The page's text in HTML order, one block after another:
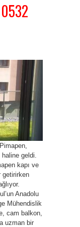
geldi.
kapı ve
getirirken
Anadolu
Mühendislik
cam balkon,
uzman bir